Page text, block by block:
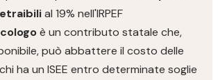
al 19% nell'IRPEF
è un contributo statale che,
può abbattere il costo delle
ha un ISEE entro determinate soglie